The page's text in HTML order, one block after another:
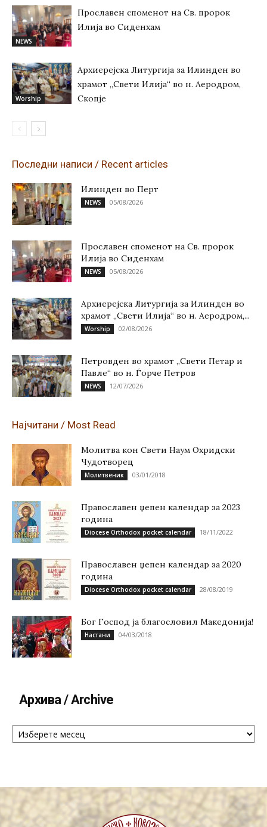
NEWS
Прославен споменот на Св. пророк
Илија во Сиденхам
Worship
Архиерејска Литургија за Илинден во
храмот „Свети Илија“ во н. Аеродром,
Скопје
Последни написи / Recent articles
Илинден во Перт
NEWS 05/08/2026
Прославен споменот на Св. пророк
Илија во Сиденхам
NEWS 05/08/2026
Архиерејска Литургија за Илинден во
храмот „Свети Илија“ во н. Аеродром,...
Worship 02/08/2026
Петровден во храмот „Свети Петар и
Павле“ во н. Ѓорче Петров
NEWS 12/07/2026
Најчитани / Most Read
Молитва кон Свети Наум Охридски
Чудотворец
Молитвеник 03/01/2018
Православен џепен календар за 2023
година
Diocese Orthodox pocket calendar 18/11/2022
Православен џепен календар за 2020
година
Diocese Orthodox pocket calendar 28/08/2019
Бог Господ ја благословил Македонија!
Настани 04/03/2018
Архива / Archive
Архива